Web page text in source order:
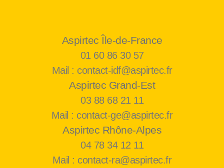
Aspirtec Île-de-France
01 60 86 30 57
Mail : contact-idf@aspirtec.fr
Aspirtec Grand-Est
03 88 68 21 11
Mail : contact-ge@aspirtec.fr
Aspirtec Rhône-Alpes
04 78 34 12 11
Mail : contact-ra@aspirtec.fr